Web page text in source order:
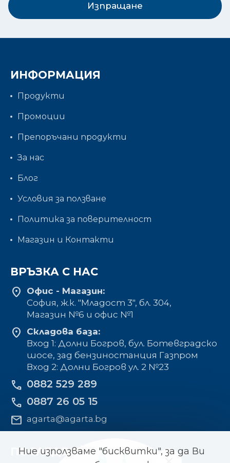
Изпращане
ИНФОРМАЦИЯ
Продукти
Промоции
Препоръчани продукти
За нас
Блог
Условия за ползване
Политика за поверителност
Магазин и Контакти
ВРЪЗКА С НАС
location_on
Офис - Магазин:
София, ж.к. "Младост 3", бл. 304,
Mагазин №6 и офис №1
location_on
Складова база:
Вход 1: Долни Богров, бул. Ботевградско
шосе, зад бензиностанция Газпром
Вход 2: Долни Богров ул. 2 №23
phone 0882 529 289
phone 0887 26 05 15
mail agarta@agarta.bg
ПОСЛЕДВАЙТЕ НИ
Ние използваме "бисквитки", за да Ви